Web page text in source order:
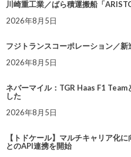
川崎重工業／ばら積運搬船「
2026年8月5日
フジトランスコーポレーション／
2026年8月5日
ネバーマイル：TGR Haas F1
した
2026年8月5日
【トドケール】マルチキャリア化
とのAPI連携を開始